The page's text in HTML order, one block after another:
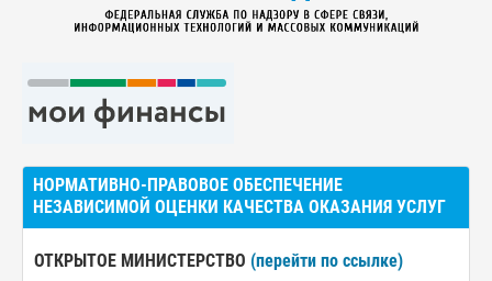
НОРМАТИВНО-ПРАВОВОЕ ОБЕСПЕЧЕНИЕ
НЕЗАВИСИМОЙ ОЦЕНКИ КАЧЕСТВА ОКАЗАНИЯ УСЛУГ
ОТКРЫТОЕ МИНИСТЕРСТВО (перейти по ссылке)